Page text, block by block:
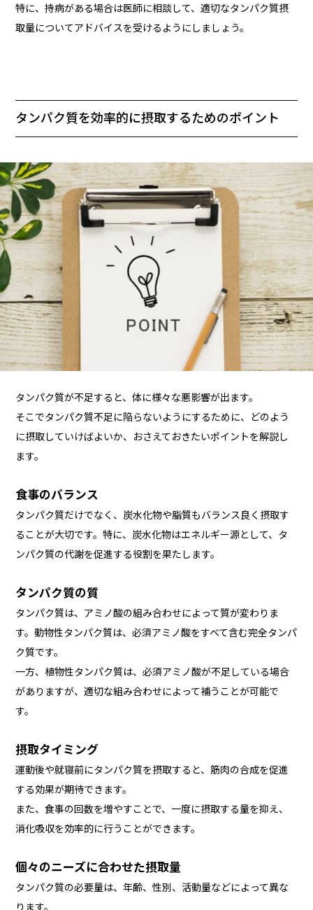
特に、持病がある場合は医師に相談して、適切なタンパク質摂
取量についてアドバイスを受けるようにしましょう。
タンパク質を効率的に摂取するためのポイント
タンパク質が不足すると、体に様々な悪影響が出ます。
そこでタンパク質不足に陥らないようにするために、どのよう
に摂取していけばよいか、おさえておきたいポイントを解説し
ます。
食事のバランス
タンパク質だけでなく、炭水化物や脂質もバランス良く摂取す
ることが大切です。特に、炭水化物はエネルギー源として、タ
ンパク質の代謝を促進する役割を果たします。
タンパク質の質
タンパク質は、アミノ酸の組み合わせによって質が変わりま
す。動物性タンパク質は、必須アミノ酸をすべて含む完全タンパ
ク質です。
一方、植物性タンパク質は、必須アミノ酸が不足している場合
がありますが、適切な組み合わせによって補うことが可能で
す。
摂取タイミング
運動後や就寝前にタンパク質を摂取すると、筋肉の合成を促進
する効果が期待できます。
また、食事の回数を増やすことで、一度に摂取する量を抑え、
消化吸収を効率的に行うことができます。
個々のニーズに合わせた摂取量
タンパク質の必要量は、年齢、性別、活動量などによって異な
ります。